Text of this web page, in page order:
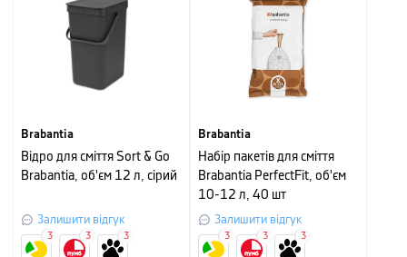
Brabantia
Відро для сміття Sort & Go
Brabantia, об'єм 12 л, сірий
Залишити відгук
3 3 3
Brabantia
Набір пакетів для сміття
Brabantia PerfectFit, об'єм
10-12 л, 40 шт
Залишити відгук
3 3 3